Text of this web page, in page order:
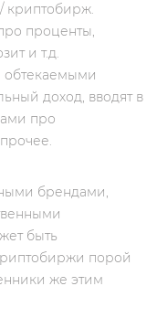
криптобирж.
проценты,
и т.д.
доход, вводят в
про
брендами,
быть
порой
же этим